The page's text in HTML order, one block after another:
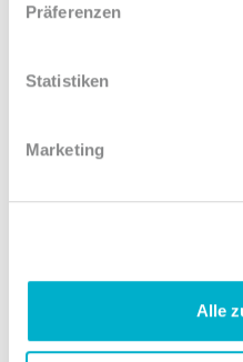
Präferenzen
Statistiken
Marketing
Alle
Instanzen erzeugen
(nur noch minimale
Wie
Unsere Plattform folgt